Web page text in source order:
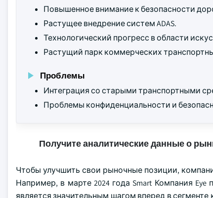
Повышенное внимание к безопасности
Растущее внедрение систем ADAS.
Технологический прогресс в области
Растущий парк коммерческих
Проблемы
Интеграция со старыми транспортными
Проблемы конфиденциальности и
Получите аналитические данные о
Чтобы улучшить свои рыночные позиции,
Например, в марте 2024 года Smart Компания
является значительным шагом вперед в